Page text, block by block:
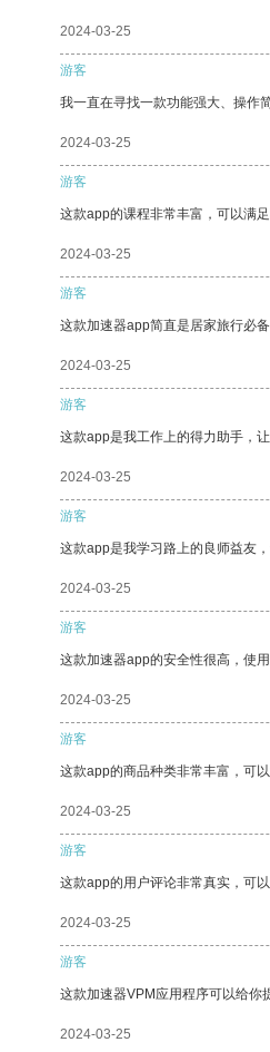
2024-03-25
游客
我一直在寻找一款功能强大、操作
2024-03-25
游客
这款app的课程非常丰富，可以满
2024-03-25
游客
这款加速器app简直是居家旅行必
2024-03-25
游客
这款app是我工作上的得力助手，
2024-03-25
游客
这款app是我学习路上的良师益友
2024-03-25
游客
这款加速器app的安全性很高，使
2024-03-25
游客
这款app的商品种类非常丰富，可
2024-03-25
游客
这款app的用户评论非常真实，可
2024-03-25
游客
这款加速器VPM应用程序可以给你
2024-03-25